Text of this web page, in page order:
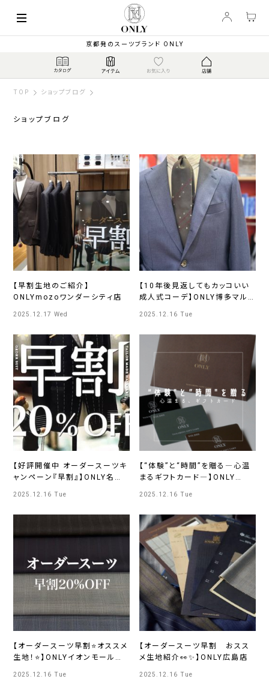
京都発のスーツブランド ONLY
TOP ショップブログ
ショップブログ
【早割生地のご紹介】
ONLYmozoワンダーシティ店
2025.12.17 Wed
【10年後見返してもカッコいい
成人式コーデ】ONLY博多マル
2025.12.16 Tue
【好評開催中 オーダースーツキ
ャンペーン『早割』】ONLY名古
2025.12.16 Tue
【“体験”と“時間”を贈る―心温
まるギフトカード―】ONLY
2025.12.16 Tue
【オーダースーツ早割⭐オススメ
生地！⭐】ONLYイオンモール広
2025.12.16 Tue
【オーダースーツ早割 おスス
メ生地紹介👀✨】ONLY広島店
2025.12.16 Tue